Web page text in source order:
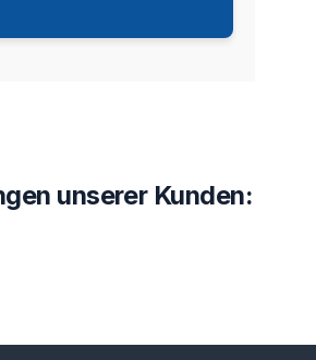
unserer Kunden: